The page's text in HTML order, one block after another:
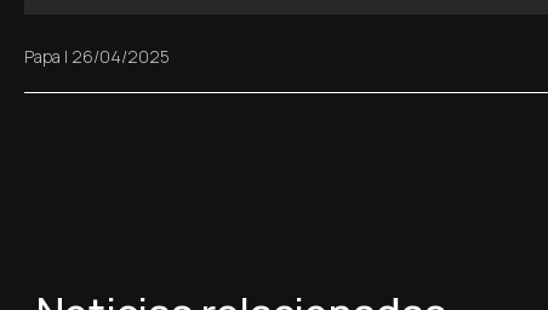
Papa | 26/04/2025